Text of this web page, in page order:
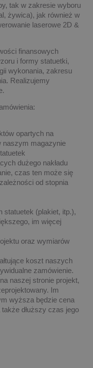
tak w zakresie wyboru
żywica), jak również w
laserowe 2D &
finansowych
i formy statuetki,
wykonania, zakresu
Realizujemy
opartych na
naszym magazynie
dużego nakładu
czas ten może się
od stopnia
statuetek (plakiet, itp.),
im więcej
oraz wymiarów
koszt naszych
zamówienie.
naszej stronie projekt,
Im
wyższa będzie cena
dłuższy czas jego